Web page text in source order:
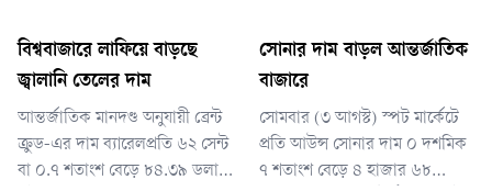
বিশ্ববাজারে লাফিয়ে বাড়ছে
জ্বালানি তেলের দাম
আন্তর্জাতিক মানদণ্ড অনুযায়ী ব্রেন্ট
ক্রুড-এর দাম ব্যারেলপ্রতি ৬২ সেন্ট
বা ০.৭ শতাংশ বেড়ে ৮৪.৩৯ ডলারে
সোনার দাম বাড়ল আন্তর্জাতিক
বাজারে
সোমবার (৩ আগস্ট) স্পট মার্কেটে
প্রতি আউন্স সোনার দাম ০ দশমিক
৭ শতাংশ বেড়ে ৪ হাজার ৬৮